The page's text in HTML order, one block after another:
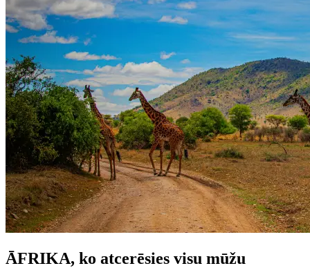
ĀFRIKA, ko atcerēsies visu mūžu